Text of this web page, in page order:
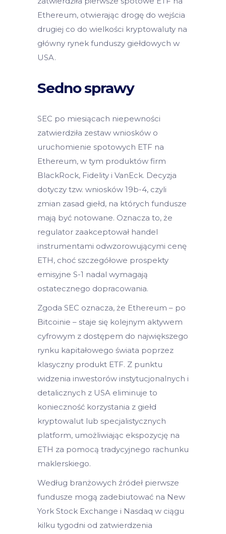
Ethereum, otwierając drogę do wejścia
drugiej co do wielkości kryptowaluty na
główny rynek funduszy giełdowych w
USA.
Sedno sprawy
SEC po miesiącach niepewności
zatwierdziła zestaw wniosków o
uruchomienie spotowych ETF na
Ethereum, w tym produktów firm
BlackRock, Fidelity i VanEck. Decyzja
dotyczy tzw. wniosków 19b-4, czyli
zmian zasad giełd, na których fundusze
mają być notowane. Oznacza to, że
regulator zaakceptował handel
instrumentami odwzorowującymi cenę
ETH, choć szczegółowe prospekty
emisyjne S-1 nadal wymagają
ostatecznego dopracowania.
Zgoda SEC oznacza, że Ethereum – po
Bitcoinie – staje się kolejnym aktywem
cyfrowym z dostępem do największego
rynku kapitałowego świata poprzez
klasyczny produkt ETF. Z punktu
widzenia inwestorów instytucjonalnych i
detalicznych z USA eliminuje to
konieczność korzystania z giełd
kryptowalut lub specjalistycznych
platform, umożliwiając ekspozycję na
ETH za pomocą tradycyjnego rachunku
maklerskiego.
Według branżowych źródeł pierwsze
fundusze mogą zadebiutować na New
York Stock Exchange i Nasdaq w ciągu
kilku tygodni od zatwierdzenia